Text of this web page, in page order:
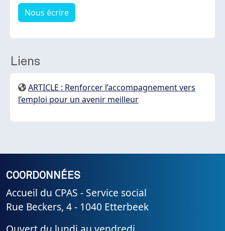
Nous écrire
Liens
ARTICLE : Renforcer l’accompagnement vers
l’emploi pour un avenir meilleur
COORDONNÉES
Accueil du CPAS - Service social
Rue Beckers, 4 - 1040 Etterbeek